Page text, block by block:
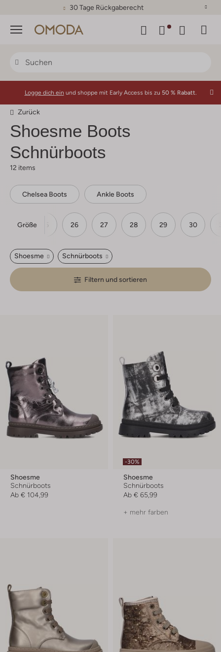
30 Tage Rückgaberecht
Menü
Logge dich ein und shoppe mit Early Access bis zu 50 % Rabatt.
Zurück
Shoesme Boots
Schnürboots
12 items
Chelsea Boots Ankle Boots
Größe
24 25 26 27 28 29 30
Shoesme Schnürboots
Filtern und sortieren
Shoesme
Schnürboots
Ab € 104,99
-30%
Shoesme
Schnürboots
Ab € 65,99
+ mehr farben